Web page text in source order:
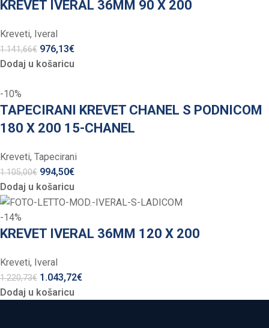
KREVET IVERAL 36MM 90 X 200
Kreveti, Iveral
1.141,66€ 976,13€
Dodaj u košaricu
-10%
TAPECIRANI KREVET CHANEL S PODNICOM
180 X 200 15-CHANEL
Kreveti, Tapecirani
1.105,00€ 994,50€
Dodaj u košaricu
-14%
KREVET IVERAL 36MM 120 X 200
Kreveti, Iveral
1.220,73€ 1.043,72€
Dodaj u košaricu